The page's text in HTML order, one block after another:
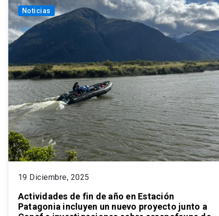
Noticias
19 Diciembre, 2025
Actividades de fin de año en Estación
Patagonia incluyen un nuevo proyecto junto a